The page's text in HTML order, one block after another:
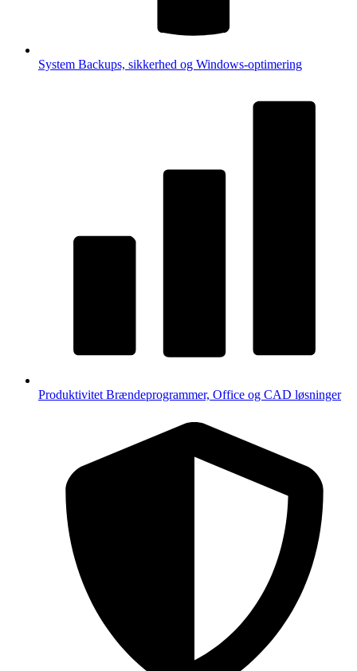
System Backups, sikkerhed og Windows-optimering
Produktivitet Brændeprogrammer, Office og CAD løsninger